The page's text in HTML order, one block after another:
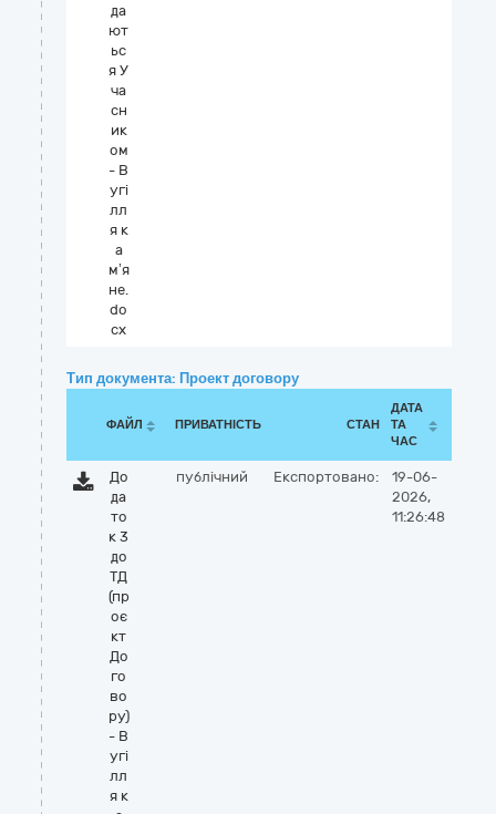
да
ют
ьс
я У
ча
сн
ик
ом
- В
угі
лл
я к
а
м’я
не.
do
cx
Тип документа: Проект договору
ФАЙЛ ПРИВАТНІСТЬ СТАН
ДАТА
ТА
ЧАС
До
да
то
к 3
до
ТД
(пр
оє
кт
До
го
во
ру)
- В
угі
лл
я к
публічний Експортовано:
19-06-
2026,
11:26:48